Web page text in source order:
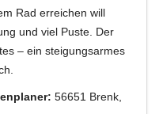
Rad erreichen will
und viel Puste. Der
– ein steigungsarmes
56651 Brenk,